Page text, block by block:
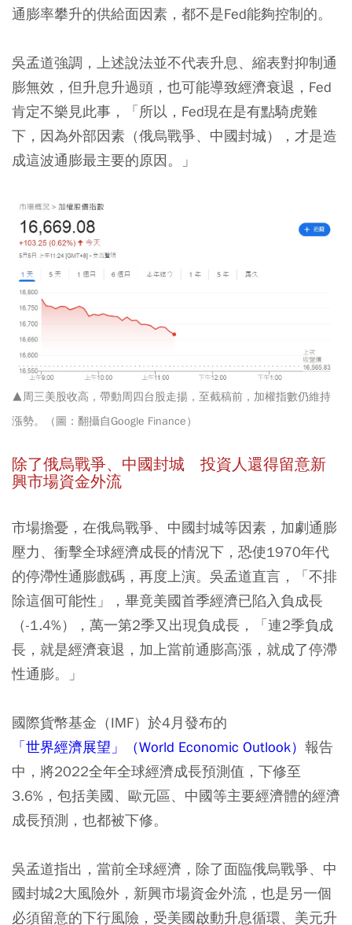
通膨率攀升的供給面因素，都不是Fed能夠控制的。
吳孟道強調，上述說法並不代表升息、縮表對抑制通
膨無效，但升息升過頭，也可能導致經濟衰退，Fed
肯定不樂見此事，「所以，Fed現在是有點騎虎難
下，因為外部因素（俄烏戰爭、中國封城），才是造
成這波通膨最主要的原因。」
▲周三美股收高，帶動周四台股走揚，至截稿前，加權指數仍維持
漲勢。（圖：翻攝自Google Finance）
除了俄烏戰爭、中國封城 投資人還得留意新
興市場資金外流
市場擔憂，在俄烏戰爭、中國封城等因素，加劇通膨
壓力、衝擊全球經濟成長的情況下，恐使1970年代
的停滯性通膨戲碼，再度上演。吳孟道直言，「不排
除這個可能性」，畢竟美國首季經濟已陷入負成長
（-1.4%），萬一第2季又出現負成長，「連2季負成
長，就是經濟衰退，加上當前通膨高漲，就成了停滯
性通膨。」
國際貨幣基金（IMF）於4月發布的
「世界經濟展望」（World Economic Outlook） 報告
中，將2022全年全球經濟成長預測值，下修至
3.6%，包括美國、歐元區、中國等主要經濟體的經濟
成長預測，也都被下修。
吳孟道指出，當前全球經濟，除了面臨俄烏戰爭、中
國封城2大風險外，新興市場資金外流，也是另一個
必須留意的下行風險，受美國啟動升息循環、美元升